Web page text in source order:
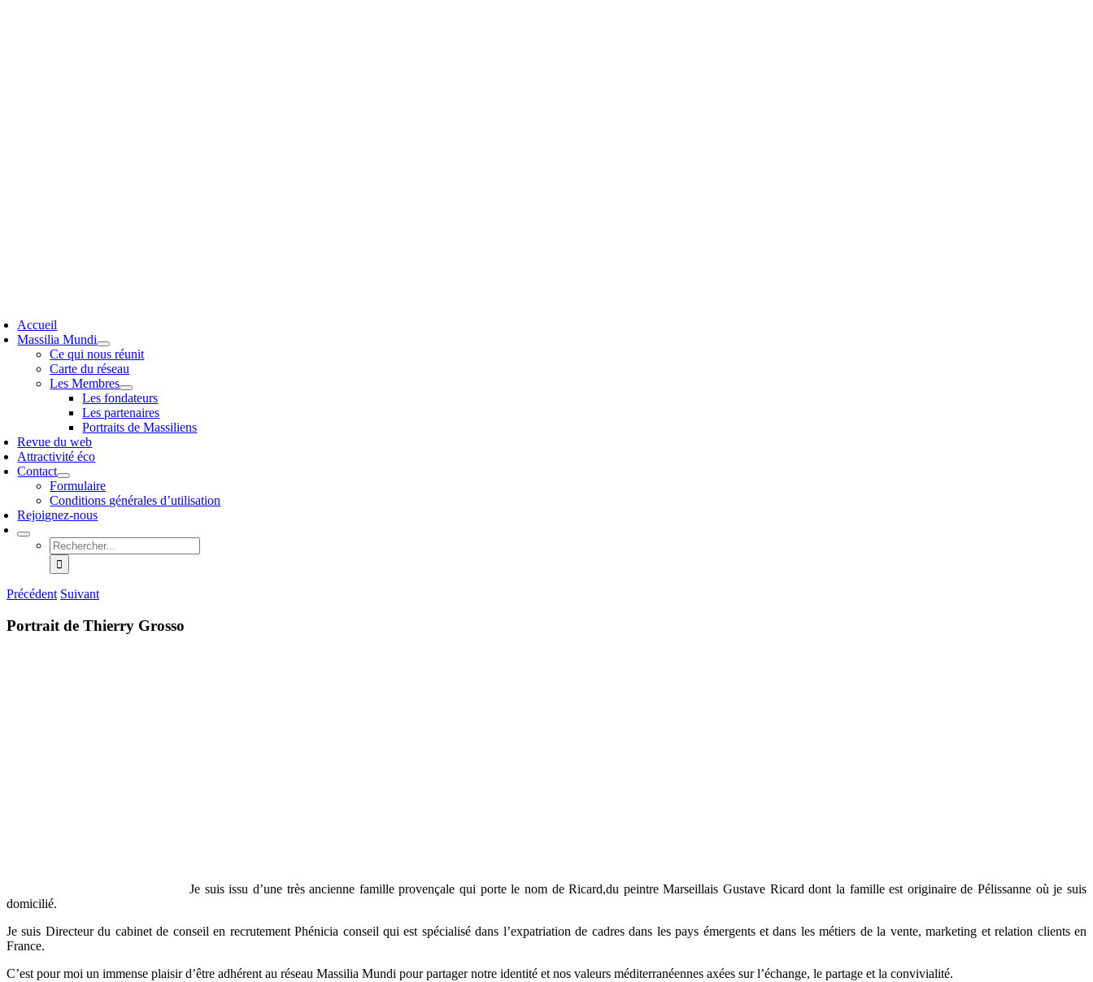
Accueil
Massilia Mundi
Ce qui nous réunit
Carte du réseau
Les Membres
Les fondateurs
Les partenaires
Portraits de Massiliens
Revue du web
Attractivité éco
Contact
Formulaire
Conditions générales d’utilisation
Rejoignez-nous
Rechercher:
Précédent Suivant
Portrait de Thierry Grosso
Je suis issu d’une très ancienne famille provençale qui porte le nom de Ricard,du peintre Marseillais Gustave Ricard dont la famille est originaire de Pélissanne où je suis
domicilié.
Je suis Directeur du cabinet de conseil en recrutement Phénicia conseil qui est spécialisé dans l’expatriation de cadres dans les pays émergents et dans les métiers de la vente, marketing et relation clients en
France.
C’est pour moi un immense plaisir d’être adhérent au réseau Massilia Mundi pour partager notre identité et nos valeurs méditerranéennes axées sur l’échange, le partage et la convivialité.